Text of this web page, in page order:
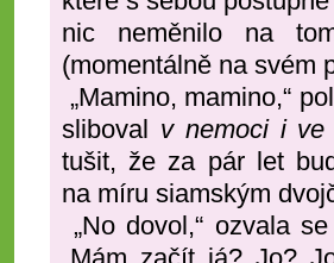
nic neměnilo na
(momentálně na svém
„Mamino, mamino,“
sliboval v nemoci i
tušit, že za pár let
na míru siamským
„No dovol,“ ozvala